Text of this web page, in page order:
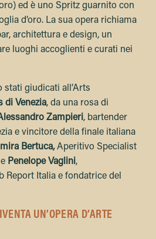
ed è uno Spritz guarnito con
d’oro. La sua opera richiama
architettura e design, un
luoghi accoglienti e curati nei
stati giudicati all’Arts
di Venezia, da una rosa di
Zampieri, bartender
e vincitore della finale italiana
Bertuca,Aperitivo Specialist
Penelope Vaglini,
Report Italia e fondatrice del
UN’OPERA D’ARTE